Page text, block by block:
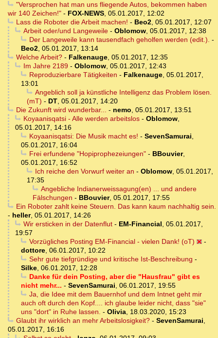
"Versprochen hat man uns fliegende Autos, bekommen haben
wir 140 Zeichen!" - FOX-NEWS, 05.01.2017, 12:02
Lass die Roboter die Arbeit machen! - Beo2, 05.01.2017, 12:07
Arbeit oder/und Langeweile- Oblomow, 05.01.2017, 12:38
Der Langeweile kann tausendfach geholfen werden (edit.). -
Beo2, 05.01.2017, 13:14
Welche Arbeit?- Falkenauge, 05.01.2017, 12:35
Im Jahre 2189- Oblomow, 05.01.2017, 12:43
Reproduzierbare Tätigkeiten - Falkenauge, 05.01.2017,
13:01
Angeblich soll ja künstliche Intelligenz das Problem lösen.
(mT) - DT, 05.01.2017, 14:20
Die Zukunft wird wunderbar... - nemo, 05.01.2017, 13:51
Koyaanisqatsi - Alle werden arbeitslos- Oblomow,
05.01.2017, 14:16
Koyaanisqatsi: Die Musik macht es! - SevenSamurai,
05.01.2017, 16:04
Frei erfundene "Hopiprophezeiungen"- BBouvier,
05.01.2017, 16:52
Ich reiche den Vorwurf weiter an - Oblomow, 05.01.2017,
17:35
Angebliche Indianerweissagung(en) ... und andere
Fälschungen - BBouvier, 05.01.2017, 17:55
Ein Roboter zahlt keine Steuern. Das kann kaum nachhaltig sein.
- heller, 05.01.2017, 14:26
Wir ersticken in der Datenflut- EM-Financial, 05.01.2017,
19:57
Vorzügliches Posting EM-Financial - vielen Dank! (oT)
-
dottore, 06.01.2017, 10:22
Sehr gute tiefgründige und kritische Ist-Beschreibung -
Silke, 06.01.2017, 12:28
Danke für dein Posting, aber die "Hausfrau" gibt es
nicht mehr... - SevenSamurai, 06.01.2017, 19:55
Ja, die Idee mit dem Bauernhof und dem Intnet geht mir
auch oft durch den Kopf.... ich glaube leider nicht, dass "sie"
uns "dort" in Ruhe lassen. - Olivia, 18.03.2020, 15:23
Glaubt ihr wirklich an mehr Arbeitslosigkeit?- SevenSamurai,
05.01.2017, 16:16